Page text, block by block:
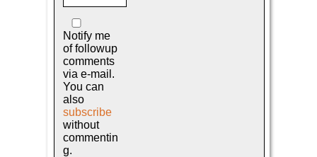
Notify me
of followup
comments
via e-mail.
You can
also
subscribe
without
commentin
g.